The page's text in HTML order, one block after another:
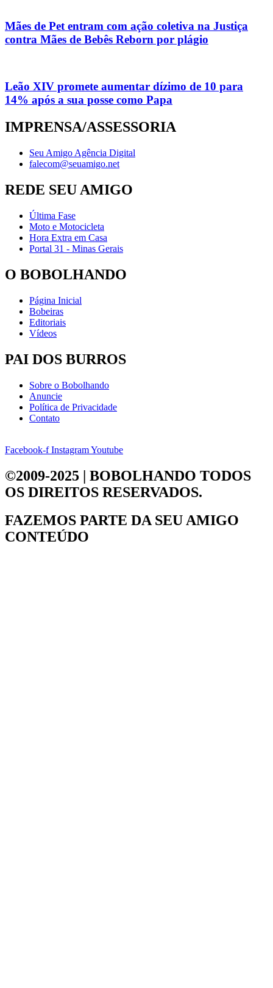
Mães de Pet entram com ação coletiva na Justiça
contra Mães de Bebês Reborn por plágio
Leão XIV promete aumentar dízimo de 10 para
14% após a sua posse como Papa
IMPRENSA/ASSESSORIA
Seu Amigo Agência Digital
falecom@seuamigo.net
REDE SEU AMIGO
Última Fase
Moto e Motocicleta
Hora Extra em Casa
Portal 31 - Minas Gerais
O BOBOLHANDO
Página Inicial
Bobeiras
Editoriais
Vídeos
PAI DOS BURROS
Sobre o Bobolhando
Anuncie
Política de Privacidade
Contato
Facebook-f InstagramYoutube
©2009-2025 | BOBOLHANDO TODOS
OS DIREITOS RESERVADOS.
FAZEMOS PARTE DA SEU AMIGO
CONTEÚDO